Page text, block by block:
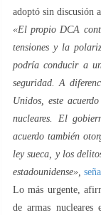
adoptó sin discusión
«El propio DCA
tensiones y la
podría conducir a
seguridad. A
Unidos, este
nucleares. El
acuerdo también
ley sueca, y los
estadounidense»,
Lo más urgente,
de armas